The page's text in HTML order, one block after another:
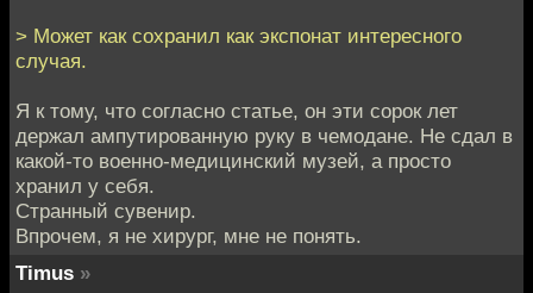
> Может как сохранил как экспонат интересного
случая.
Я к тому, что согласно статье, он эти сорок лет
держал ампутированную руку в чемодане. Не сдал в
какой-то военно-медицинский музей, а просто
хранил у себя.
Странный сувенир.
Впрочем, я не хирург, мне не понять.
Timus »